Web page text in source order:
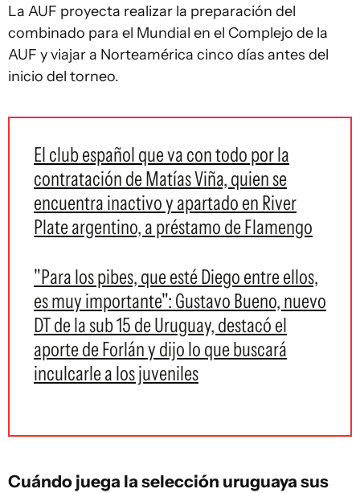
La AUF proyecta realizar la preparación del
combinado para el Mundial en el Complejo de la
AUF y viajar a Norteamérica cinco días antes del
inicio del torneo.
El club español que va con todo por la
contratación de Matías Viña, quien se
encuentra inactivo y apartado en River
Plate argentino, a préstamo de Flamengo
"Para los pibes, que esté Diego entre ellos,
es muy importante": Gustavo Bueno, nuevo
DT de la sub 15 de Uruguay, destacó el
aporte de Forlán y dijo lo que buscará
inculcarle a los juveniles
Cuándo juega la selección uruguaya sus